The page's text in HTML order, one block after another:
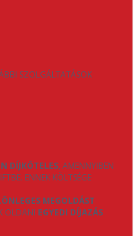
SZOLGÁLTATÁSOK
DÍJKÖTELES, AMENNYIBEN
ENNEK KÖLTSÉGE
MEGOLDÁST
OLDANI EGYEDI DÍJAZÁS